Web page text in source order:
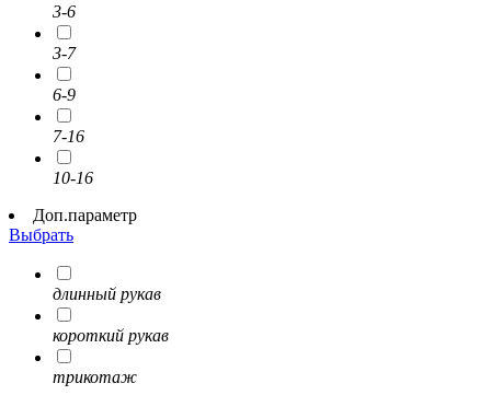
3-6
3-7
6-9
7-16
10-16
Доп.параметр
Выбрать
длинный рукав
короткий рукав
трикотаж